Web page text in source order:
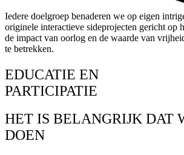
Iedere doelgroep benaderen we op eigen
originele interactieve sideprojecten gericht op
de impact van oorlog en de waarde van
te betrekken.
EDUCATIE EN
PARTICIPATIE
HET IS BELANGRIJK DAT
DOEN